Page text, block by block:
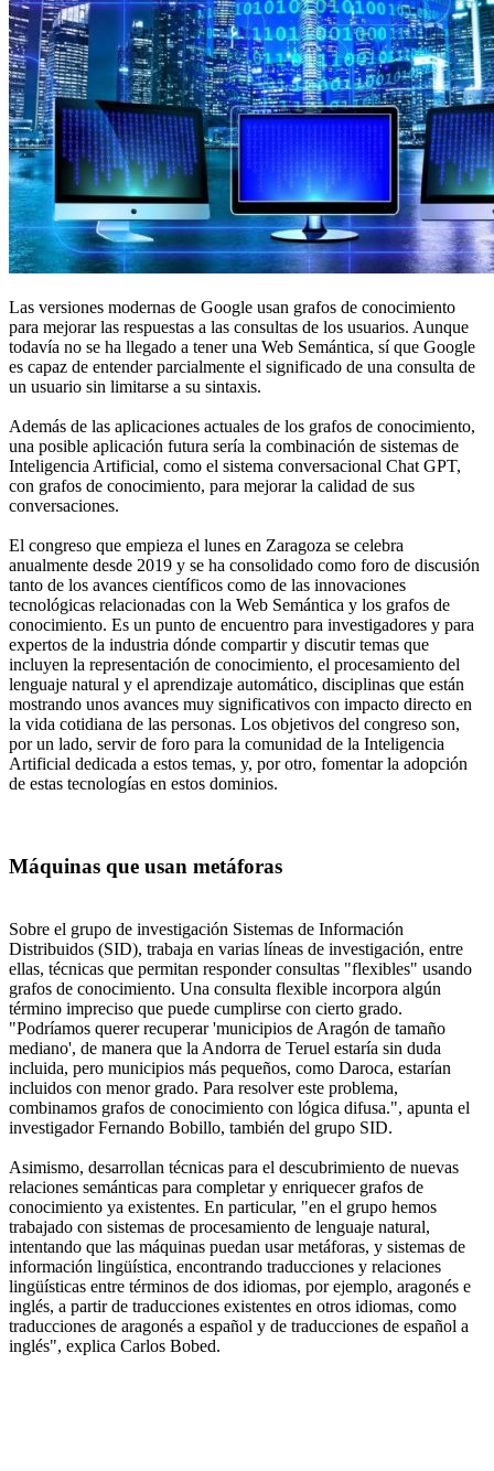
Las versiones modernas de Google usan grafos de conocimiento
para mejorar las respuestas a las consultas de los usuarios. Aunque
todavía no se ha llegado a tener una Web Semántica, sí que Google
es capaz de entender parcialmente el significado de una consulta de
un usuario sin limitarse a su sintaxis.
Además de las aplicaciones actuales de los grafos de conocimiento,
una posible aplicación futura sería la combinación de sistemas de
Inteligencia Artificial, como el sistema conversacional Chat GPT,
con grafos de conocimiento, para mejorar la calidad de sus
conversaciones.
El congreso que empieza el lunes en Zaragoza se celebra
anualmente desde 2019 y se ha consolidado como foro de discusión
tanto de los avances científicos como de las innovaciones
tecnológicas relacionadas con la Web Semántica y los grafos de
conocimiento. Es un punto de encuentro para investigadores y para
expertos de la industria dónde compartir y discutir temas que
incluyen la representación de conocimiento, el procesamiento del
lenguaje natural y el aprendizaje automático, disciplinas que están
mostrando unos avances muy significativos con impacto directo en
la vida cotidiana de las personas. Los objetivos del congreso son,
por un lado, servir de foro para la comunidad de la Inteligencia
Artificial dedicada a estos temas, y, por otro, fomentar la adopción
de estas tecnologías en estos dominios.
Máquinas que usan metáforas
Sobre el grupo de investigación Sistemas de Información
Distribuidos (SID), trabaja en varias líneas de investigación, entre
ellas, técnicas que permitan responder consultas "flexibles" usando
grafos de conocimiento. Una consulta flexible incorpora algún
término impreciso que puede cumplirse con cierto grado.
"Podríamos querer recuperar 'municipios de Aragón de tamaño
mediano', de manera que la Andorra de Teruel estaría sin duda
incluida, pero municipios más pequeños, como Daroca, estarían
incluidos con menor grado. Para resolver este problema,
combinamos grafos de conocimiento con lógica difusa.", apunta el
investigador Fernando Bobillo, también del grupo SID.
Asimismo, desarrollan técnicas para el descubrimiento de nuevas
relaciones semánticas para completar y enriquecer grafos de
conocimiento ya existentes. En particular, "en el grupo hemos
trabajado con sistemas de procesamiento de lenguaje natural,
intentando que las máquinas puedan usar metáforas, y sistemas de
información lingüística, encontrando traducciones y relaciones
lingüísticas entre términos de dos idiomas, por ejemplo, aragonés e
inglés, a partir de traducciones existentes en otros idiomas, como
traducciones de aragonés a español y de traducciones de español a
inglés", explica Carlos Bobed.